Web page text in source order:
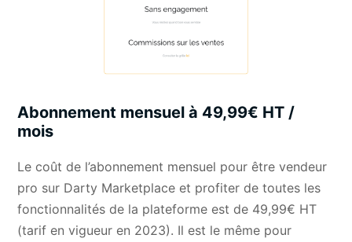
Abonnement mensuel à 49,99€ HT /
mois
Le coût de l’abonnement mensuel pour être vendeur
pro sur Darty Marketplace et profiter de toutes les
fonctionnalités de la plateforme est de 49,99€ HT
(tarif en vigueur en 2023). Il est le même pour